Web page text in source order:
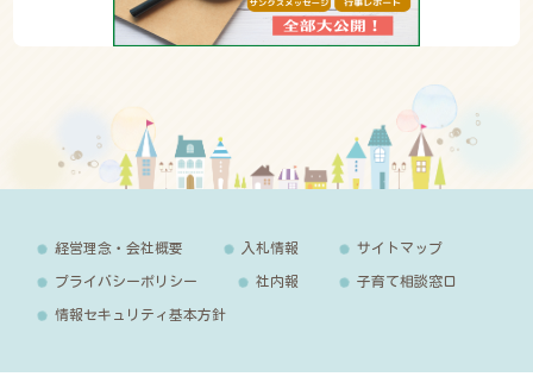
経営理念・会社概要 入札情報
サイトマップ
プライバシーポリシー
社内報
子育て相談窓口
情報セキュリティ基本方針